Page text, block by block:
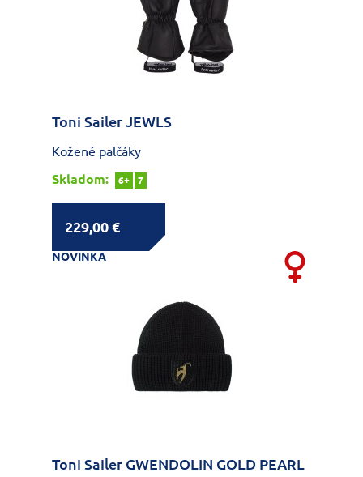
Toni Sailer JEWLS
Kožené palčáky
Skladom:
6+ 7
229,00 €
NOVINKA
Toni Sailer GWENDOLIN GOLD PEARL